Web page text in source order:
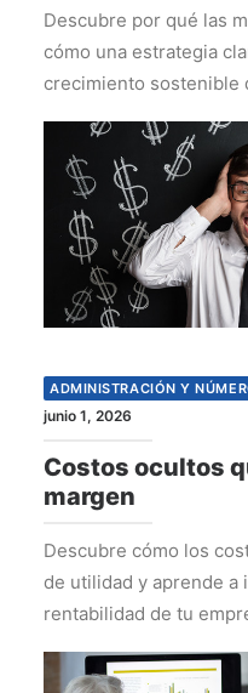
Descubre por qué las
cómo una estrategia
crecimiento sostenible
ADMINISTRACIÓN Y
junio 1, 2026
Costos ocultos
margen
Descubre cómo los
de utilidad y aprende
rentabilidad de tu